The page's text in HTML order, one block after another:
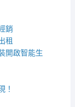
銷
租
開啟智能生
！